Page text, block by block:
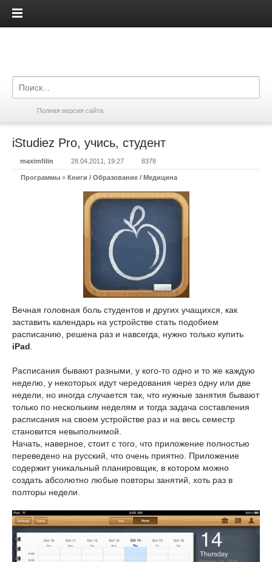
iPadis.ru
Полная версия сайта
iStudiez Pro, учись, студент
maximfilin 28.04.2011, 19:27 8378
Программы » Книги / Образование / Медицина
Вечная головная боль студентов и других учащихся, как
заставить календарь на устройстве стать подобием
расписанию, решена раз и навсегда, нужно только купить
iPad
Расписания бывают разными, у кого-то одно и то же каждую
неделю, у некоторых идут чередования через одну или две
недели, но иногда случается так, что нужные занятия бывают
только по нескольким неделям и тогда задача составления
расписания на своем устройстве раз и на весь семестр
становится невыполнимой.
Начать, наверное, стоит с того, что приложение полностью
переведено на русский, что очень приятно. Приложение
содержит уникальный планировщик, в котором можно
создать абсолютно любые повторы занятий, хоть раз в
полторы недели.